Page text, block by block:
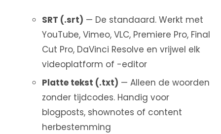
SRT (.srt) — De standaard. Werkt met
YouTube, Vimeo, VLC, Premiere Pro, Final
Cut Pro, DaVinci Resolve en vrijwel elk
videoplatform of -editor
Platte tekst (.txt) — Alleen de woorden
zonder tijdcodes. Handig voor
blogposts, shownotes of content
herbestemming